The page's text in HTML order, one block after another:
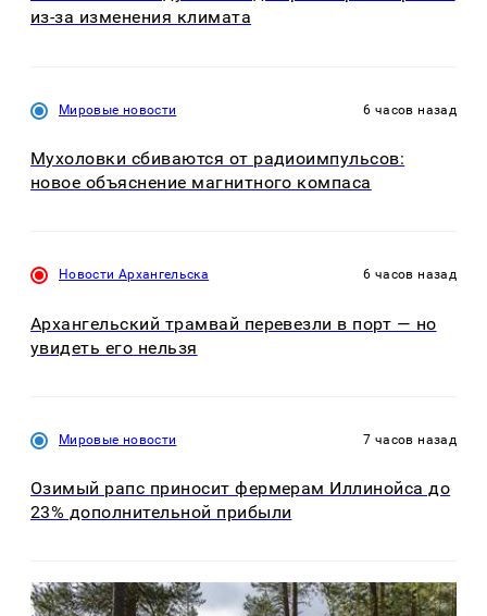
из-за изменения климата
Мировые новости 6 часов назад
Мухоловки сбиваются от радиоимпульсов:
новое объяснение магнитного компаса
Новости Архангельска 6 часов назад
Архангельский трамвай перевезли в порт — но
увидеть его нельзя
Мировые новости 7 часов назад
Озимый рапс приносит фермерам Иллинойса до
23% дополнительной прибыли